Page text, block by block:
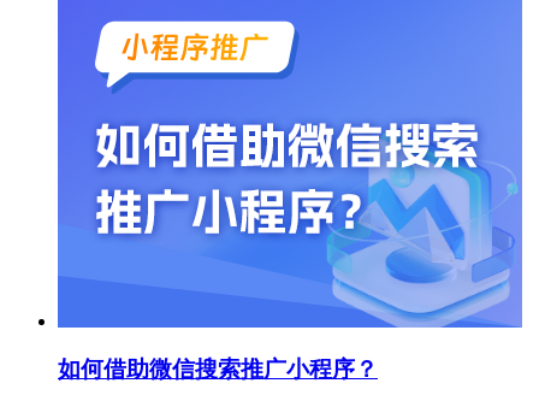
如何借助微信搜索推广小程序？